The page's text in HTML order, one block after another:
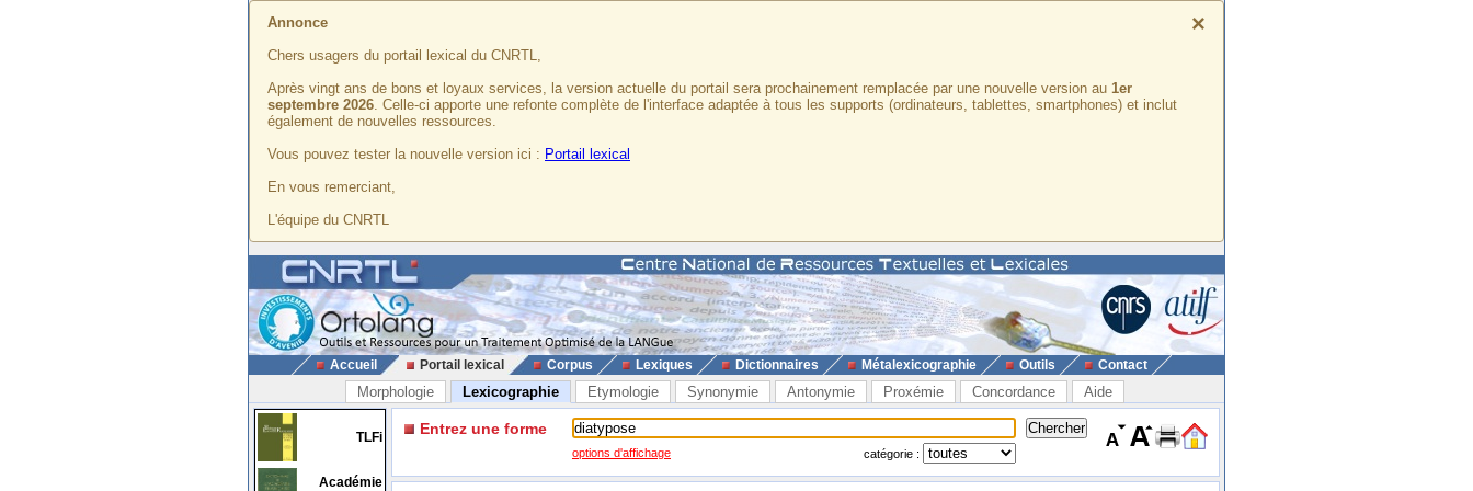
×
Annonce
Chers usagers du portail lexical du CNRTL,
Après vingt ans de bons et loyaux services, la version actuelle du portail sera prochainement remplacée par une nouvelle version au 1er
septembre 2026. Celle-ci apporte une refonte complète de l'interface adaptée à tous les supports (ordinateurs, tablettes, smartphones) et inclut
également de nouvelles ressources.
Vous pouvez tester la nouvelle version ici : Portail lexical
En vous remerciant,
L'équipe du CNRTL
Accueil Portail lexical Corpus Lexiques Dictionnaires Métalexicographie Outils Contact
Morphologie Lexicographie Etymologie Synonymie Antonymie Proxémie Concordance Aide
TLFi
Académie
Entrez une forme
options d'affichage catégorie :